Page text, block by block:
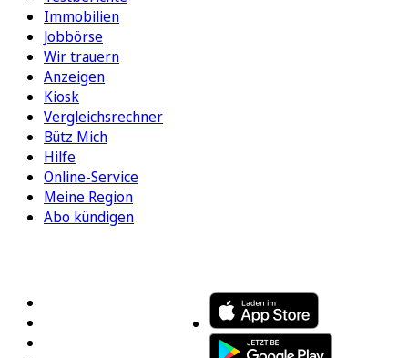
Immobilien
Jobbörse
Wir trauern
Anzeigen
Kiosk
Vergleichsrechner
Bütz Mich
Hilfe
Online-Service
Meine Region
Abo kündigen